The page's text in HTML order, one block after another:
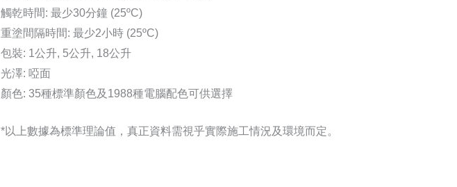
觸乾時間: 最少30分鐘 (25ºC)
重塗間隔時間: 最少2小時 (25ºC)
包裝: 1公升, 5公升, 18公升
光澤: 啞面
顏色: 35種標準顏色及1988種電腦配色可供選擇
*以上數據為標準理論值，真正資料需視乎實際施工情況及環境而定。